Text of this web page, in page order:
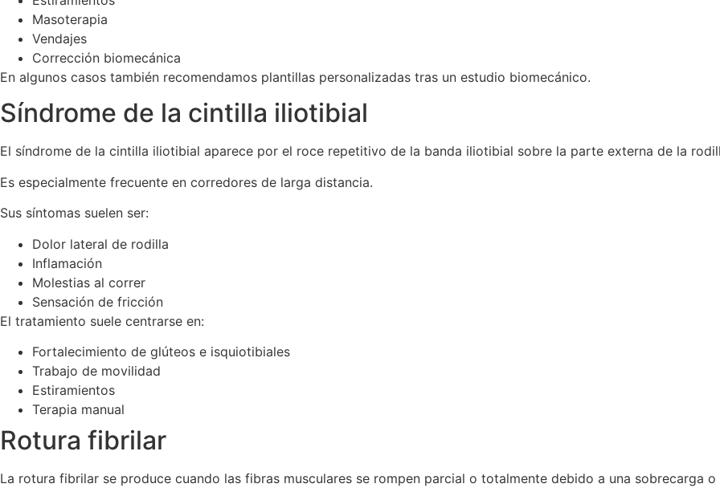
Masoterapia
Vendajes
Corrección biomecánica
En algunos casos también recomendamos plantillas personalizadas tras un estudio biomecánico.
Síndrome de la cintilla iliotibial
El síndrome de la cintilla iliotibial aparece por el roce repetitivo de la banda iliotibial sobre la parte externa de la
Es especialmente frecuente en corredores de larga distancia.
Sus síntomas suelen ser:
Dolor lateral de rodilla
Inflamación
Molestias al correr
Sensación de fricción
El tratamiento suele centrarse en:
Fortalecimiento de glúteos e isquiotibiales
Trabajo de movilidad
Estiramientos
Terapia manual
Rotura fibrilar
La rotura fibrilar se produce cuando las fibras musculares se rompen parcial o totalmente debido a una sobrecarga